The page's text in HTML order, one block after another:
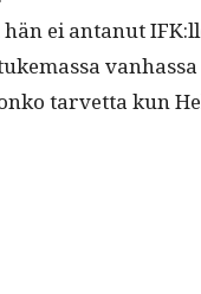
ei antanut
tarvet­ta kun